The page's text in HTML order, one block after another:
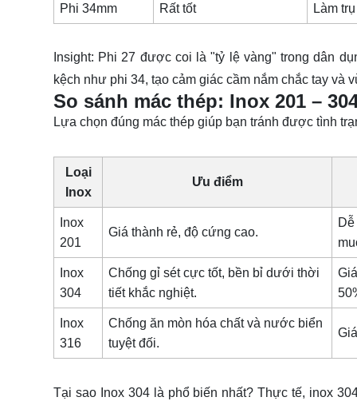
Phi 34mm Rất tốt Làm
Insight: Phi 27 được coi là "tỷ lệ vàng" trong dân
kệch như phi 34, tạo cảm giác cầm nắm chắc tay và
So sánh mác thép: Inox 201 –
Lựa chọn đúng mác thép giúp bạn tránh được tình
Loại
Inox
Ưu điểm
Inox
201
Giá thành rẻ, độ cứng cao.
Inox
304
Chống gỉ sét cực tốt, bền bỉ dưới thời
tiết khắc nghiệt.
Inox
316
Chống ăn mòn hóa chất và nước biển
tuyệt đối.
Tại sao Inox 304 là phổ biến nhất? Thực tế, inox